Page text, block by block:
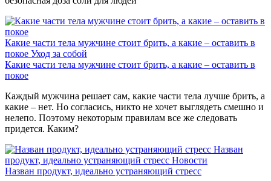
Какие части тела мужчине стоит брить, а какие – оставить в
покое Уход за собой
Какие части тела мужчине стоит брить, а какие – оставить в
покое
Каждый мужчина решает сам, какие части тела лучше брить, а
какие – нет. Но согласись, никто не хочет выглядеть смешно и
нелепо. Поэтому некоторым правилам все же следовать
придется. Каким?
Назван
продукт, идеально устраняющий стресс Новости
Назван продукт, идеально устраняющий стресс